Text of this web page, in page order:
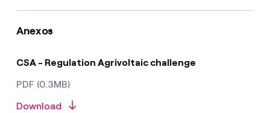
Anexos
CSA - Regulation Agrivoltaic challenge
PDF (0.3MB)
Download